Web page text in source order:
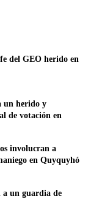
del GEO herido en
un herido y
de votación en
involucran a
en Quyquyhó
a un guardia de